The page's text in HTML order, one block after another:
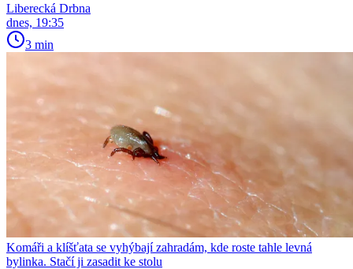
Liberecká Drbna
dnes, 19:35
3 min
Komáři a klíšťata se vyhýbají zahradám, kde roste tahle levná
bylinka. Stačí ji zasadit ke stolu